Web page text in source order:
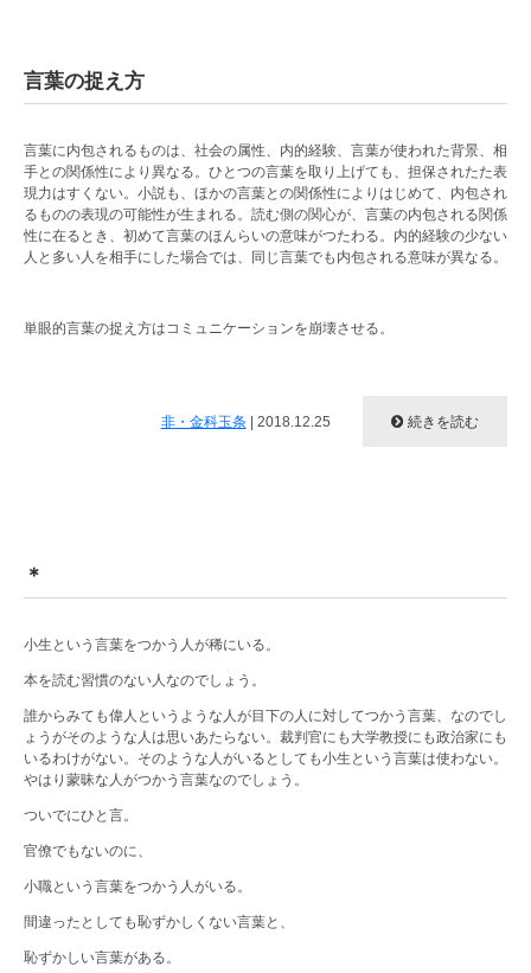
言葉の捉え方
言葉に内包されるものは、社会の属性、内的経験、言葉が使われた背景、相
手との関係性により異なる。ひとつの言葉を取り上げても、担保されたた表
現力はすくない。小説も、ほかの言葉との関係性によりはじめて、内包され
るものの表現の可能性が生まれる。読む側の関心が、言葉の内包される関係
性に在るとき、初めて言葉のほんらいの意味がつたわる。内的経験の少ない
人と多い人を相手にした場合では、同じ言葉でも内包される意味が異なる。
単眼的言葉の捉え方はコミュニケーションを崩壊させる。
非・金科玉条 2018.12.25 続きを読む
＊
小生という言葉をつかう人が稀にいる。
本を読む習慣のない人なのでしょう。
誰からみても偉人というような人が目下の人に対してつかう言葉、なのでし
ょうがそのような人は思いあたらない。裁判官にも大学教授にも政治家にも
いるわけがない。そのような人がいるとしても小生という言葉は使わない。
やはり蒙昧な人がつかう言葉なのでしょう。
ついでにひと言。
官僚でもないのに、
小職という言葉をつかう人がいる。
間違ったとしても恥ずかしくない言葉と、
恥ずかしい言葉がある。